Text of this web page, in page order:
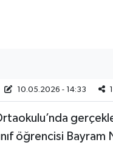
10.05.2026 - 14:33
öğrencisi